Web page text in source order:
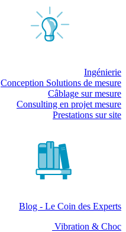
Ingénierie
Conception Solutions de mesure
Câblage sur mesure
Consulting en projet mesure
Prestations sur site
Blog - Le Coin des Experts
Vibration & Choc